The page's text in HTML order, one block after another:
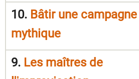
10. Bâtir une campagne
mythique
9. Les maîtres de